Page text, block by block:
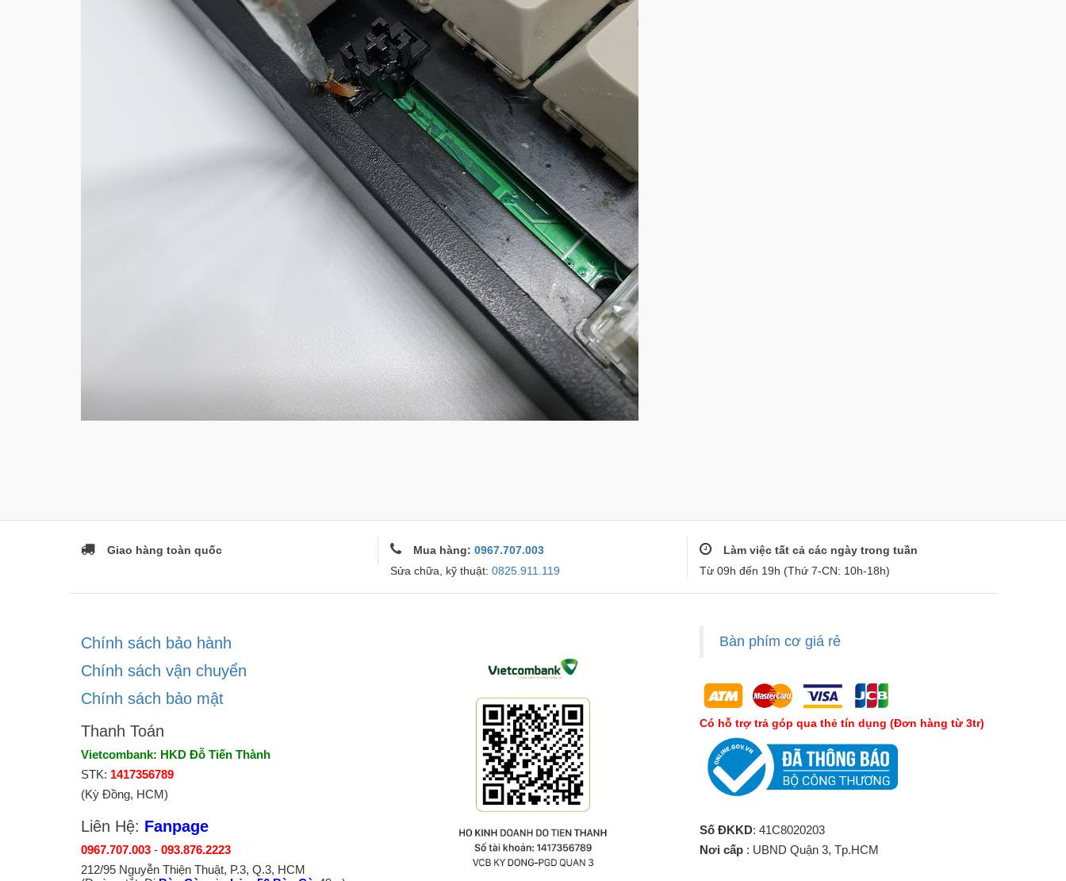
Giao hàng toàn quốc Mua hàng: 0967.707.003
Sửa chữa, kỹ thuật: 0825.911.119
Làm việc tất cả các ngày trong tuần
Từ 09h đến 19h (Thứ 7-CN: 10h-18h)
Chính sách bảo hành
Chính sách vận chuyển
Chính sách bảo mật
Thanh Toán
Vietcombank: HKD Đỗ Tiến Thành
STK: 1417356789
(Kỳ Đồng, HCM)
Liên Hệ: Fanpage
0967.707.003 - 093.876.2223
212/95 Nguyễn Thiện Thuật, P.3, Q.3, HCM
Bàn phím cơ giá rẻ
Có hỗ trợ trả góp qua thẻ tín dụng (Đơn hàng từ 3tr)
Số ĐKKD: 41C8020203
Nơi cấp : UBND Quận 3, Tp.HCM